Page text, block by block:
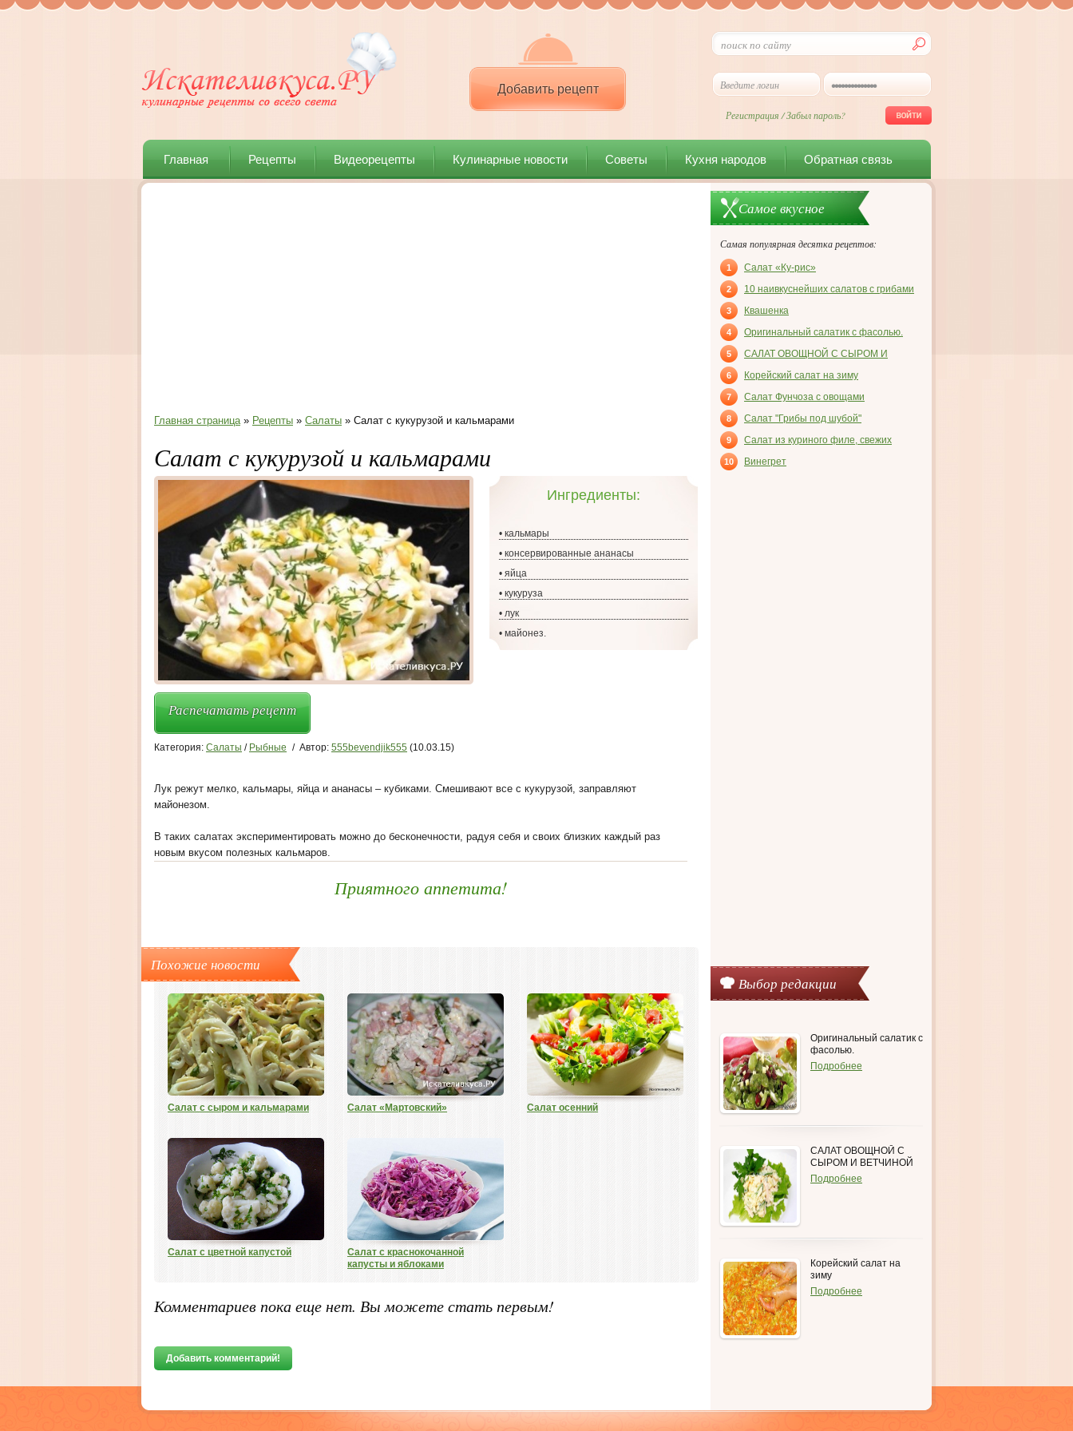
Добавить рецепт
Регистрация /Забыл пароль?
Главная Рецепты Видеорецепты Кулинарные новости Советы Кухня народов Обратная связь
Главная страница» Рецепты » Салаты » Салат с кукурузой и кальмарами
Салат с кукурузой и кальмарами
Распечатать рецепт
Категория: Салаты / Рыбные / Автор: 555bevendjik555 (10.03.15)
Ингредиенты:
• кальмары
• консервированные ананасы
• яйца
• кукуруза
• лук
• майонез.
Лук режут мелко, кальмары, яйца и ананасы – кубиками. Смешивают все с кукурузой, заправляют
майонезом.
В таких салатах экспериментировать можно до бесконечности, радуя себя и своих близких каждый раз
новым вкусом полезных кальмаров.
Приятного аппетита!
Похожие новости
Салат с сыром и кальмарами Салат «Мартовский» Салат осенний
Салат с цветной капустой
Салат с краснокочанной
капусты и яблоками
Комментариев пока еще нет. Вы можете стать первым!
Добавить комментарий!
Самое вкусное
Самая популярная десятка рецептов:
1 Салат «Ку-рис»
2 10 наивкуснейших салатов с грибами
3 Квашенка
4 Оригинальный салатик с фасолью.
5
САЛАТ ОВОЩНОЙ С СЫРОМ И
ВЕТЧИНОЙ
6 Корейский салат на зиму
7 Салат Фунчоза с овощами
8 Салат "Грибы под шубой"
9
Салат из куриного филе, свежих
огурцов и консервированных
10 Винегрет
Выбор редакции
Оригинальный салатик с
фасолью.
Подробнее
САЛАТ ОВОЩНОЙ С
СЫРОМ И ВЕТЧИНОЙ
Подробнее
Корейский салат на
зиму
Подробнее